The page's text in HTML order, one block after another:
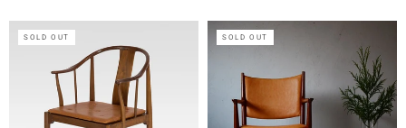
SOLD OUT SOLD OUT